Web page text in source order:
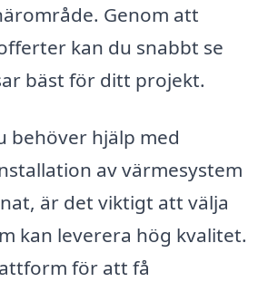
Genom att
kan du snabbt se
bäst för ditt projekt.
behöver hjälp med
av värmesystem
är det viktigt att välja
kan leverera hög kvalitet.
för att få